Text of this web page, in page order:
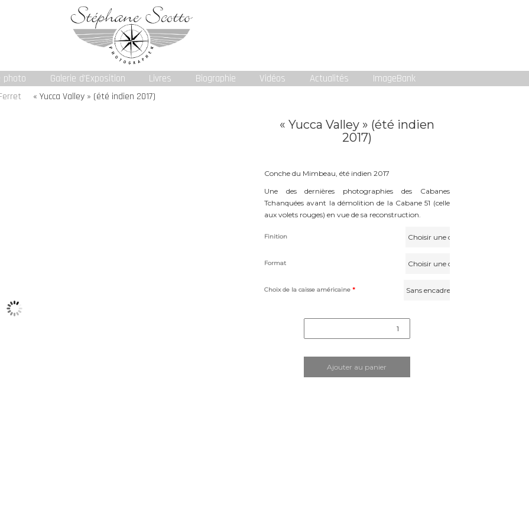
photo Galerie d’Exposition Livres Biographie Vidéos Actualités ImageBank
« Yucca Valley » (été indien 2017)
« Yucca Valley » (été indien
2017)
Conche du Mimbeau, été indien 2017
Une des dernières photographies des Cabanes
Tchanquées avant la démolition de la Cabane 51 (celle
aux volets rouges) en vue de sa reconstruction.
Finition
Format
Choix de la caisse américaine *
quantité
indien
Ajouter au panier